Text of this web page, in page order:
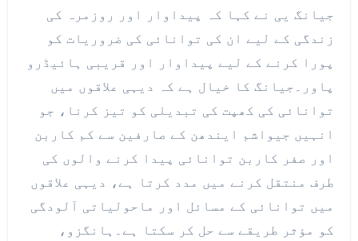
جیانگ یی نے کہا کہ پیداوار اور روزمرہ کی
زندگی کے لیے ان کی توانائی کی ضروریات کو
پورا کرنے کے لیے پیداوار اور قریبی ہائیڈرو
پاور۔جیانگ کا خیال ہے کہ دیہی علاقوں میں
توانائی کی کھپت کی تبدیلی کو تیز کرنا، جو
انہیں جیواشم ایندھن کے صارفین سے کم کاربن
اور صفر کاربن توانائی پیدا کرنے والوں کی
طرف منتقل کرنے میں مدد کرتا ہے، دیہی علاقوں
میں توانائی کے مسائل اور ماحولیاتی آلودگی
کو مؤثر طریقے سے حل کر سکتا ہے۔ہانگزو،